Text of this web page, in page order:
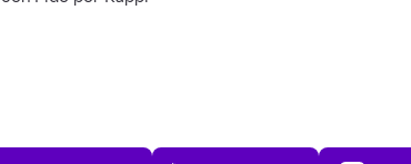
App Store Play Store